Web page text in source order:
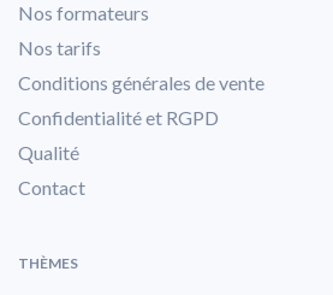
Nos formateurs
Nos tarifs
Conditions générales de vente
Confidentialité et RGPD
Qualité
Contact
THÈMES